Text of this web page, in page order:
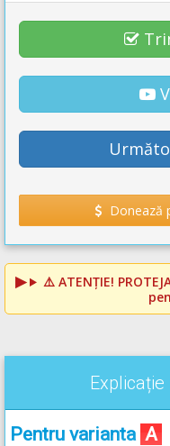
Donează
⚠️ ATENȚIE!
Pentru varianta A